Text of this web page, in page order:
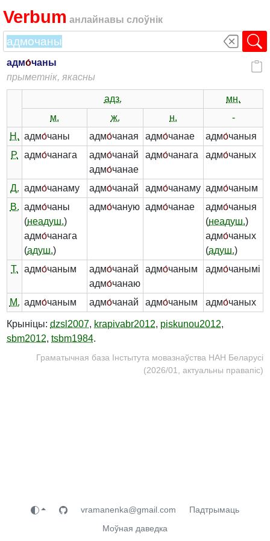
Verbum анлайнавы слоўнік
адмо́чаны
прыметнік, якасны
адз.
мн.
м.
ж. н.
-
Н. адмо́чаны адмо́чаная адмо́чанае адмо́чаныя
Р.
адмо́чанага адмо́чанай
адмо́чанае
адмо́чанага адмо́чаных
Д. адмо́чанаму адмо́чанай адмо́чанаму адмо́чаным
В. адмо́чаны
(неадуш.)
адмо́чанага
(адуш.)
адмо́чаную адмо́чанае адмо́чаныя
(неадуш.)
адмо́чаных
(адуш.)
Т.
адмо́чаным адмо́чанай
адмо́чанаю
адмо́чаным адмо́чанымі
М. адмо́чаным адмо́чанай адмо́чаным адмо́чаных
Крыніцы: dzsl2007, krapivabr2012, piskunou2012,
sbm2012, tsbm1984.
Граматычная база Інстытута мовазнаўства НАН Беларусі
(2026/01, актуальны правапіс)
vramanenka@gmail.com
Падтрымаць
Моўная даведка